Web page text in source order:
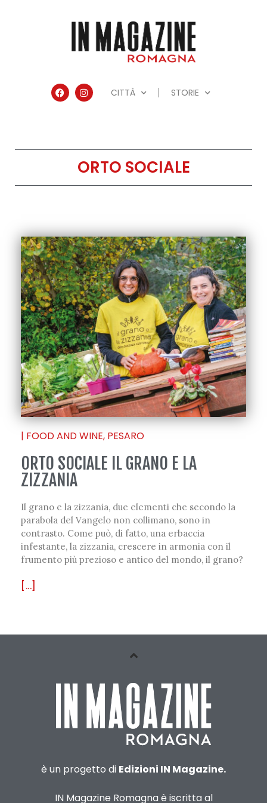
CITTÀ STORIE
ORTO SOCIALE
| FOOD AND WINE, PESARO
ORTO SOCIALE IL GRANO E LA
ZIZZANIA
Il grano e la zizzania, due elementi che secondo la
parabola del Vangelo non collimano, sono in
contrasto. Come può, di fatto, una erbaccia
infestante, la zizzania, crescere in armonia con il
frumento più prezioso e antico del mondo, il grano?
[...]
è un progetto di Edizioni IN Magazine.
IN Magazine Romagna è iscritta al